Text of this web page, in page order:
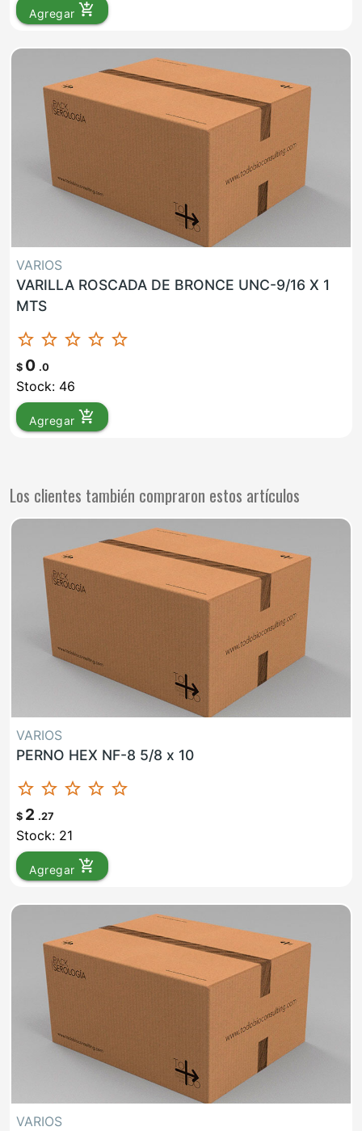
Agregar add_shopping_cart
VARIOS
VARILLA ROSCADA DE BRONCE UNC-9/16 X 1
MTS
star_border star_border star_border star_border star_border
$ 0 .0
Stock: 46
Agregar add_shopping_cart
Los clientes también compraron estos artículos
VARIOS
PERNO HEX NF-8 5/8 x 10
star_border star_border star_border star_border star_border
$ 2 .27
Stock: 21
Agregar add_shopping_cart
VARIOS